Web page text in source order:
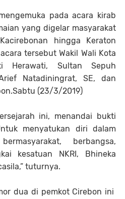
pada acara kirab
yang digelar masyarakat
hingga Keraton
tersebut Wakil Wali Kota
Herawati, Sultan Sepuh
Natadiningrat, SE, dan
(23/3/2019)
ini, menandai bukti
menyatukan diri dalam
berbangsa,
kesatuan NKRI, Bhineka
tuturnya.
dua di pemkot Cirebon ini